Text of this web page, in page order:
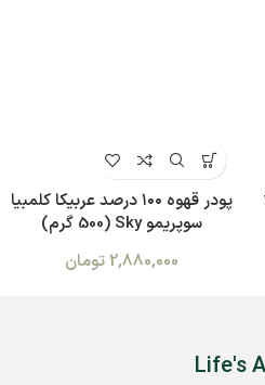
پودر قهوه ۱۰۰ درصد عربیکا کلمبیا
سوپریمو Sky (500 گرم)
2,880,000 تومان
Life's